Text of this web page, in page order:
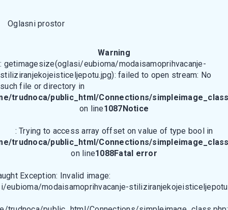
Oglasni prostor
Warning
: getimagesize(oglasi/eubioma/modaisamoprihvacanje-
stiliziranjekojeisticeljepotu.jpg): failed to open stream: No
such file or directory in
trudnoca/public_html/Connections/
on line1087Notice
: Trying to access array offset on value of type bool in
trudnoca/public_html/Connections/
on line1088Fatal error
Exception: Invalid image:
eubioma/modaisamoprihvacanje-